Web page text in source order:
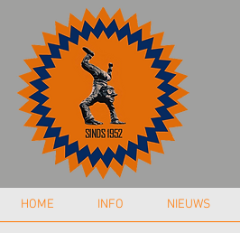
HOME INFO NIEUWS